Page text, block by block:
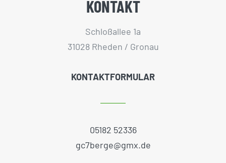
KONTAKT
Schloßallee 1a
31028 Rheden / Gronau
KONTAKTFORMULAR
05182 52336
gc7berge@gmx.de